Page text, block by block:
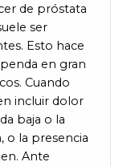
de próstata
ser
Esto hace
en gran
Cuando
incluir dolor
baja o la
o la presencia
Ante